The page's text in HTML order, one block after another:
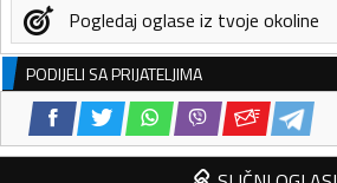
Pogledaj oglase iz tvoje okoline
PODIJELI SA PRIJATELJIMA